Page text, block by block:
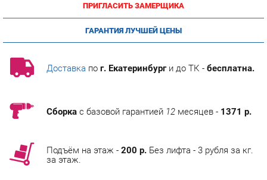
ГАРАНТИЯ ЛУЧШЕЙ ЦЕНЫ
Доставкапог. Екатеринбурги до ТК -бесплатна.
АНАЛОГИ